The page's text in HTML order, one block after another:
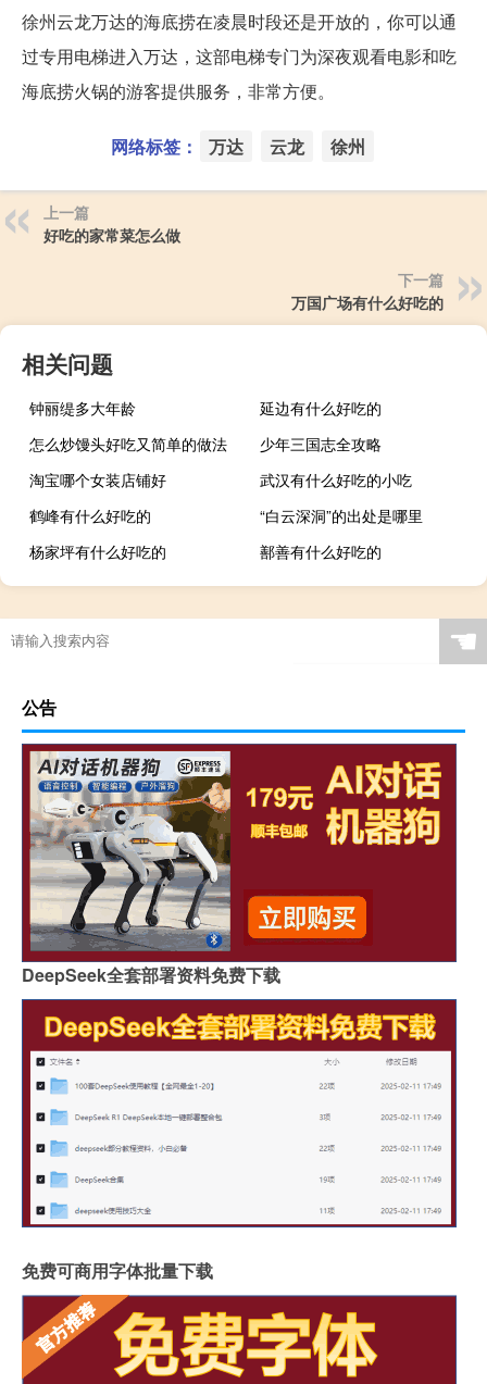
徐州云龙万达的海底捞在凌晨时段还是开放的，你可以通
过专用电梯进入万达，这部电梯专门为深夜观看电影和吃
海底捞火锅的游客提供服务，非常方便。
网络标签： 万达 云龙 徐州
上一篇
好吃的家常菜怎么做
下一篇
万国广场有什么好吃的
相关问题
钟丽缇多大年龄
延边有什么好吃的
怎么炒馒头好吃又简单的做法
少年三国志全攻略
淘宝哪个女装店铺好
武汉有什么好吃的小吃
鹤峰有什么好吃的
“白云深洞”的出处是哪里
杨家坪有什么好吃的
鄯善有什么好吃的
☚
公告
DeepSeek全套部署资料免费下载
免费可商用字体批量下载